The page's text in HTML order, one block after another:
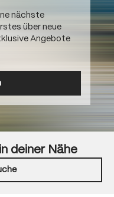
nächste
über neue
Angebote
deiner Nähe